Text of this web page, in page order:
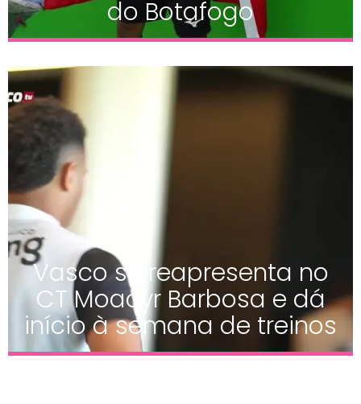
do Botafogo
Vasco se reapresenta no
CT Moacyr Barbosa e dá
início à semana de treinos